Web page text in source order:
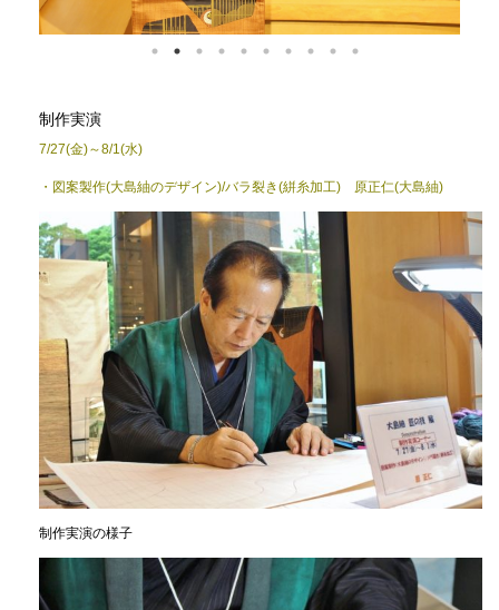
制作実演
7/27(金)～8/1(水)
・図案製作(大島紬のデザイン)/バラ裂き(絣糸加工) 原正仁(大島紬)
制作実演の様子